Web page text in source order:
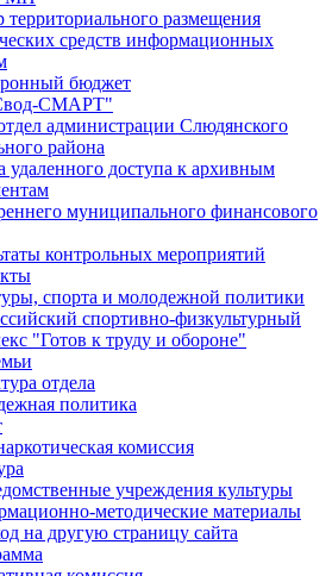
территориального размещения
средств информационных
бюджет
СМАРТ"
администрации Слюдянского
района
удаленного доступа к архивным
муниципального финансового
контрольных мероприятий
спорта и молодежной политики
спортивно-физкультурный
"Готов к труду и обороне"
отдела
политика
комиссия
учреждения культуры
методические материалы
на другую страницу сайта